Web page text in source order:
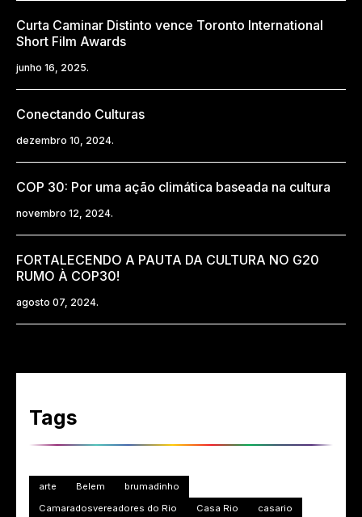
Curta Caminar Distinto vence Toronto International
Short Film Awards
junho 16, 2025.
Conectando Culturas
dezembro 10, 2024.
COP 30: Por uma ação climática baseada na cultura
novembro 12, 2024.
FORTALECENDO A PAUTA DA CULTURA NO G20
RUMO À COP30!
agosto 07, 2024.
Tags
arte Belem
brumadinho
Camaradosvereadores do Rio
Casa Rio
casario